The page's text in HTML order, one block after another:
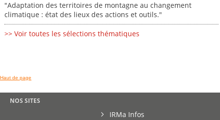
"Adaptation des territoires de montagne au changement
climatique : état des lieux des actions et outils."
>> Voir toutes les sélections thématiques
Haut de page
NOS SITES
IRMa Infos